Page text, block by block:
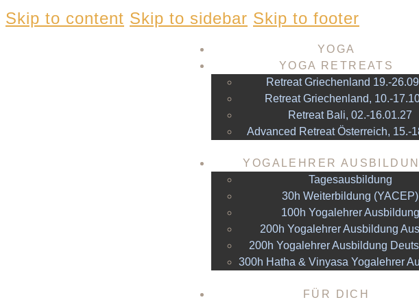
Skip to content Skip to sidebar Skip to footer
YOGA
YOGA RETREATS
Retreat Griechenland 19.-
Retreat Griechenland, 10.-
Retreat Bali, 02.-16.01.27
Advanced Retreat Österreich, 15.-
YOGALEHRER
Tagesausbildung
30h Weiterbildung (YACEP)
100h Yogalehrer Ausbildung
200h Yogalehrer Ausbildung
200h Yogalehrer Ausbildung
300h Hatha & Vinyasa Yogalehrer
FÜR DICH